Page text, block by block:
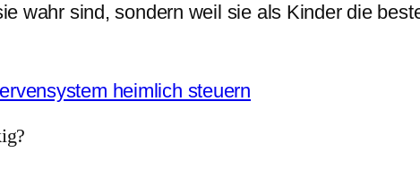
wahr sind, sondern weil sie als Kinder die
heimlich steuern